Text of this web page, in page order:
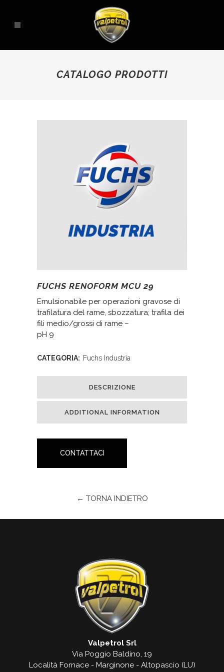
CATALOGO PRODOTTI
FUCHS RENOFORM MCU 29
Emulsionabile per operazioni gravose di
trafilatura del rame, sbozzatura; trafila dei
fili medio/grossi di rame –
pH 9
CATEGORIA: Fuchs Industria
DESCRIZIONE
ADDITIONAL INFORMATION
CONTATTACI
← TORNA INDIETRO
Valpetrol Srl
Via Poggio Baldino, 19
Località Fornace - Marginone - Altopascio (LU)